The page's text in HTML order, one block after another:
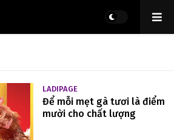
LADIPAGE
Để mỗi mẹt gà tươi là điểm
mười cho chất lượng